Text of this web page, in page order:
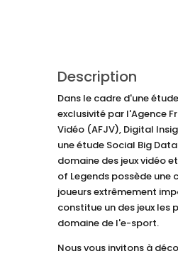
Description
Dans le cadre d'une
exclusivité par l'Agence
Vidéo (AFJV), Digital
une étude Social Big
domaine des jeux vidéo
of Legends possède une
joueurs extrêmement
constitue un des jeux les
domaine de l'e-sport.
Nous vous invitons à